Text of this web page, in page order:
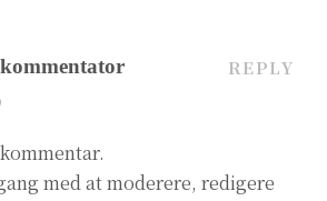
REPLY
med at moderere, redigere